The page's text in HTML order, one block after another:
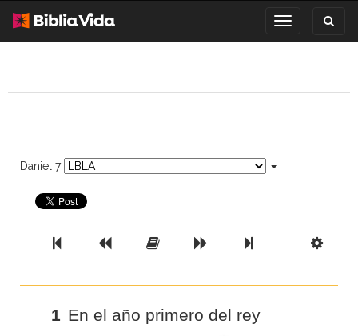
Toggle
navigation
Daniel 7
Previous BookPrevious Chapter
Read the Full Chapter
Next Chapter
Next Book
1 En el año primero del rey